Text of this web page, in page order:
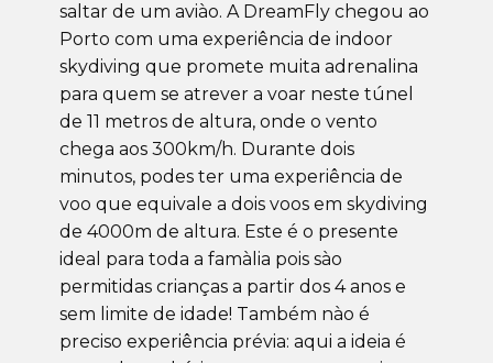
saltar de um aviào. A DreamFly chegou ao
Porto com uma experiência de indoor
skydiving que promete muita adrenalina
para quem se atrever a voar neste túnel
de 11 metros de altura, onde o vento
chega aos 300km/h. Durante dois
minutos, podes ter uma experiência de
voo que equivale a dois voos em skydiving
de 4000m de altura. Este é o presente
ideal para toda a famàlia pois sào
permitidas crianças a partir dos 4 anos e
sem limite de idade! Também nào é
preciso experiência prévia: aqui a ideia é